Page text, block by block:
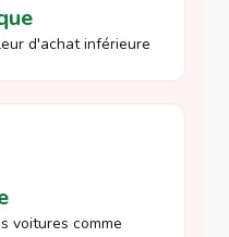
d'achat inférieure
voitures comme